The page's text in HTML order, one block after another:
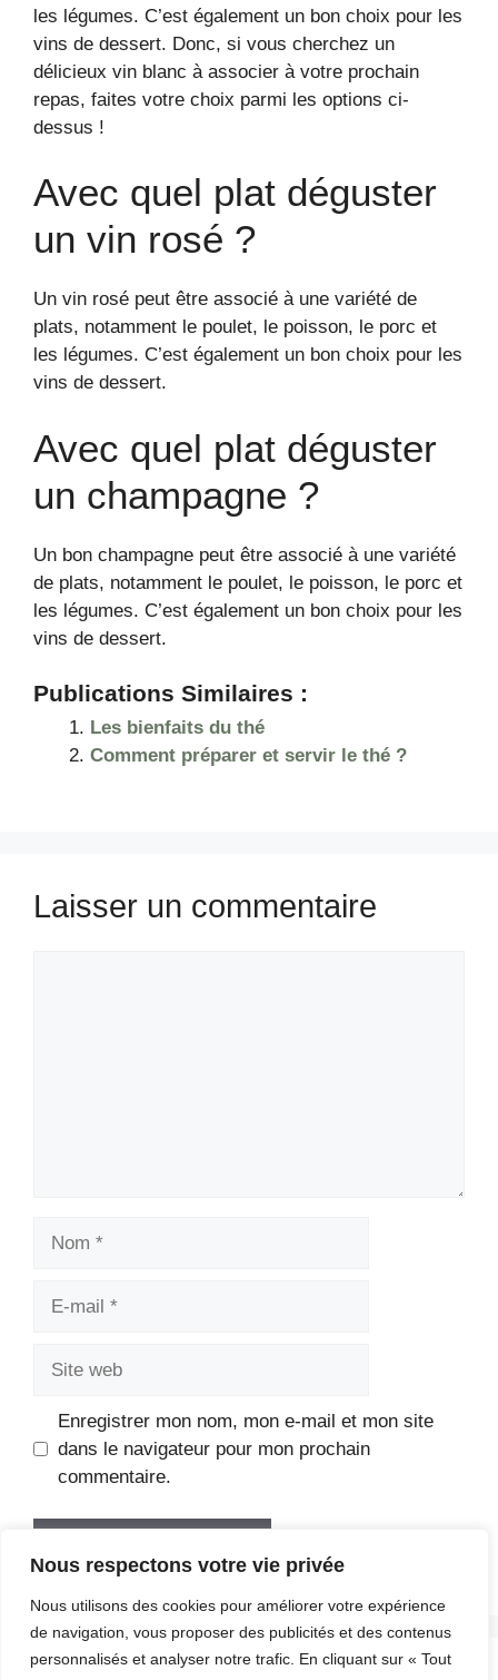
Nous respectons votre vie privée
Nous utilisons des cookies pour améliorer votre expérience
de navigation, vous proposer des publicités et des contenus
personnalisés et analyser notre trafic. En cliquant sur « Tout
les légumes. C’est également un bon choix pour les
vins de dessert. Donc, si vous cherchez un
délicieux vin blanc à associer à votre prochain
repas, faites votre choix parmi les options ci-
dessus !
Avec quel plat déguster
un vin rosé ?
Un vin rosé peut être associé à une variété de
plats, notamment le poulet, le poisson, le porc et
les légumes. C’est également un bon choix pour les
vins de dessert.
Avec quel plat déguster
un champagne ?
Un bon champagne peut être associé à une variété
de plats, notamment le poulet, le poisson, le porc et
les légumes. C’est également un bon choix pour les
vins de dessert.
Publications Similaires :
Les bienfaits du thé
Comment préparer et servir le thé ?
Laisser un commentaire
Enregistrer mon nom, mon e-mail et mon site
dans le navigateur pour mon prochain
commentaire.